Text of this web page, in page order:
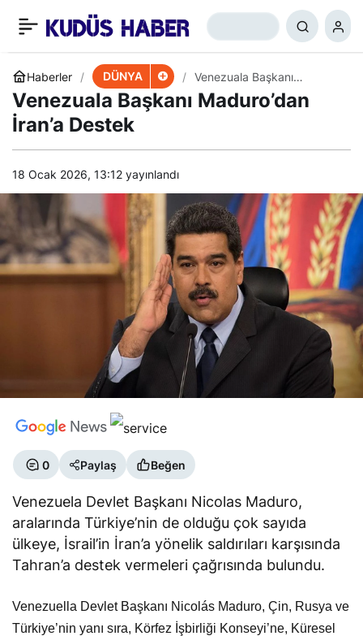
Haberler DÜNYA
Venezuala Başkanı
Maduro’dan İran’a Destek
Venezuala Başkanı Maduro’dan
İran’a Destek
18 Ocak 2026, 13:12 yayınlandı
0 Paylaş Beğen
Venezuela Devlet Başkanı Nicolas Maduro,
aralarında Türkiye’nin de olduğu çok sayıda
ülkeye, İsrail’in İran’a yönelik saldırıları karşısında
Tahran’a destek vermeleri çağrısında bulundu.
Venezuella Devlet Başkanı Nicolás Maduro, Çin, Rusya ve
Türkiye’nin yanı sıra, Körfez İşbirliği Konseyi’ne, Küresel
Venezuela İçişleri
Bakanı’ndan Dikkat
Çekici İran İddiası
+ 0 Paylaş